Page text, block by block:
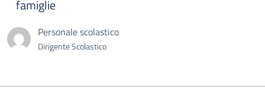
famiglie
Personale scolastico
Dirigente Scolastico